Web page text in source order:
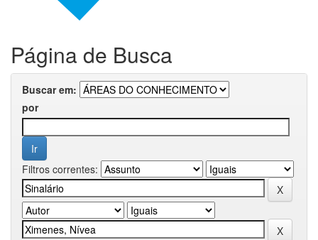
Página de Busca
Buscar em:
por
Filtros correntes: